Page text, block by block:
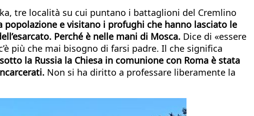
tre località su cui puntano i battaglioni del Cremlino
e visitano i profughi che hanno lasciato le
Perché è nelle mani di Mosca. Dice di «essere
più che mai bisogno di farsi padre. Il che significa
la Russia la Chiesa in comunione con Roma è stata
Non si ha diritto a professare liberamente la